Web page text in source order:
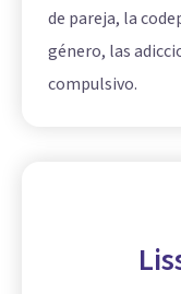
de pareja, la
género, las
compulsivo.